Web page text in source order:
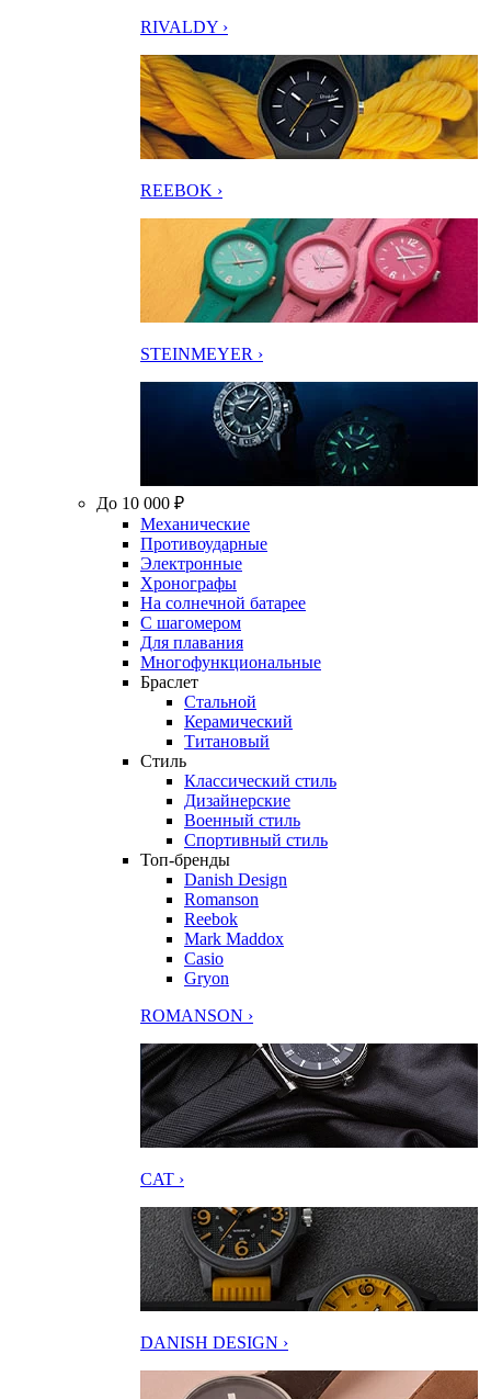
RIVALDY ›
REEBOK ›
STEINMEYER ›
До 10 000 ₽
Механические
Противоударные
Электронные
Хронографы
На солнечной батарее
С шагомером
Для плавания
Многофункциональные
Браслет
Стальной
Керамический
Титановый
Стиль
Классический стиль
Дизайнерские
Военный стиль
Спортивный стиль
Топ-бренды
Danish Design
Romanson
Reebok
Mark Maddox
Casio
Gryon
ROMANSON ›
CAT ›
DANISH DESIGN ›